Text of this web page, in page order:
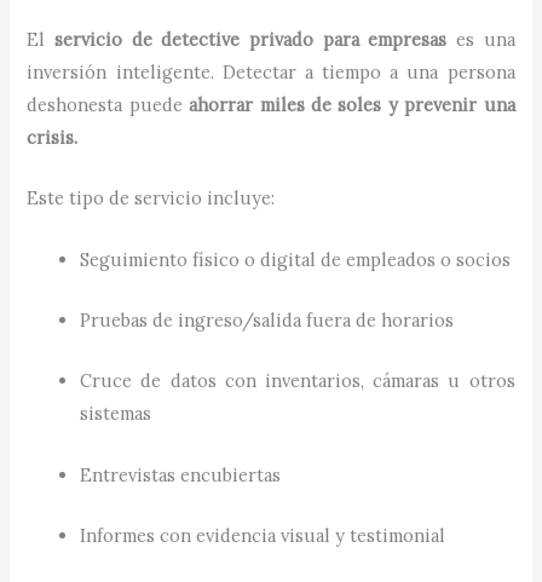
Elservicio de detective privado para empresas es una
inversión inteligente. Detectar a tiempo a una persona
deshonesta puedeahorrar miles de soles y prevenir una
crisis.
Este tipo de servicio incluye:
Seguimiento físico o digital de empleados o socios
Pruebas de ingreso/salida fuera de horarios
Cruce de datos con inventarios, cámaras u otros
sistemas
Entrevistas encubiertas
Informes con evidencia visual y testimonial